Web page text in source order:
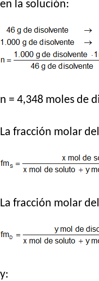
en la solución:
n = 4,348 moles de
La fracción molar
La fracción molar
y: